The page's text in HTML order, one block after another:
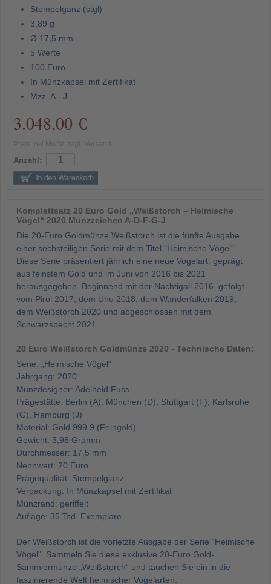
Stempelganz (stgl)
3,89 g
Ø 17,5 mm
5 Werte
100 Euro
In Münzkapsel mit Zertifikat
Mzz. A - J
3.048,00 €
Anzahl:
Komplettsatz 20 Euro Gold „Weißstorch – Heimische
Vögel“ 2020 Münzzeichen A-D-F-G-J
Die 20-Euro Goldmünze Weißstorch ist die fünfte Ausgabe
einer sechsteiligen Serie mit dem Titel "Heimische Vögel".
Diese Serie präsentiert jährlich eine neue Vogelart, geprägt
aus feinstem Gold und im Juni von 2016 bis 2021
herausgegeben. Beginnend mit der Nachtigall 2016, gefolgt
vom Pirol 2017, dem Uhu 2018, dem Wanderfalken 2019,
dem Weißstorch 2020 und abgeschlossen mit dem
Schwarzspecht 2021.
20 Euro Weißstorch Goldmünze 2020 - Technische Daten:
Serie: „Heimische Vögel“
Jahrgang: 2020
Münzdesigner: Adelheid Fuss
Prägestätte: Berlin (A), München (D), Stuttgart (F), Karlsruhe
(G), Hamburg (J)
Material: Gold 999.9 (Feingold)
Gewicht: 3,98 Gramm
Durchmesser: 17,5 mm
Nennwert: 20 Euro
Prägequalität: Stempelglanz
Verpackung: In Münzkapsel mit Zertifikat
Münzrand: geriffelt
Auflage: 35 Tsd. Exemplare
Der Weißstorch ist die vorletzte Ausgabe der Serie "Heimische
Vögel". Sammeln Sie diese exklusive 20-Euro Gold-
Sammlermünze „Weißstorch“ und tauchen Sie ein in die
faszinierende Welt heimischer Vogelarten.